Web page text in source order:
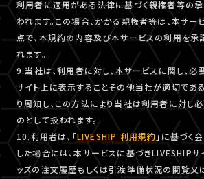
利用者に適用がある法律に基づく親権者等の
われます。この場合、かかる親権者等は、本サ
点で、本規約の内容及び本サービスの利用を承
れます。
9.当社は、利用者に対し、本サービスに関し、
サイト上に表示することその他当社が適切であ
り周知し、この方法により当社は利用者に対し
のとして扱われます。
10.利用者は、「LIVESHIP 利用規約 」に基づく
した場合には、本サービスに基づきLIVESHIP
ッズの注文履歴もしくは引渡準備状況の閲覧又